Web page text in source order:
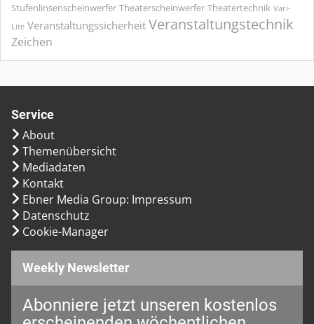
Stufenlinsenscheinwerfer Theaterscheinwerfer Theatertechnik Vari-
Lite Veranstaltungssicherheit Veranstaltungstechnik
Zeichen
Service
About
Themenübersicht
Mediadaten
Kontakt
Ebner Media Group: Impressum
Datenschutz
Cookie-Manager
Weekly Newsletter
Abonniere jetzt unseren kostenlos